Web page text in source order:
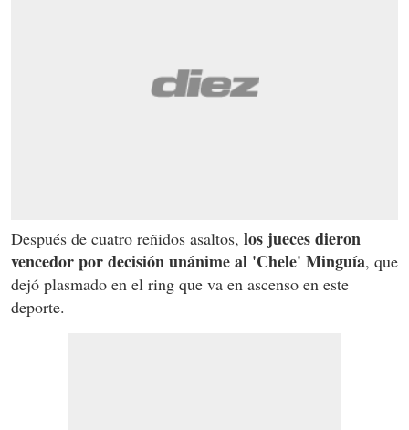
Después de cuatro reñidos asaltos, los jueces dieron
vencedor por decisión unánime al 'Chele' Minguía, que
dejó plasmado en el ring que va en ascenso en este
deporte.